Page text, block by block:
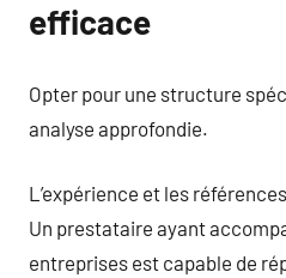
efficace
Opter pour une structure
analyse approfondie.
L’expérience et les
Un prestataire ayant
entreprises est capable de